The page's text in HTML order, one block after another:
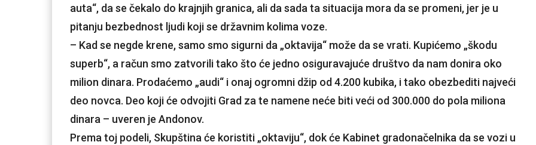
auta“, da se čekalo do krajnjih granica, ali da sada ta situacija mora da se promeni, jer je u
pitanju bezbednost ljudi koji se državnim kolima voze.
– Kad se negde krene, samo smo sigurni da „oktavija“ može da se vrati. Kupićemo „škodu
superb“, a račun smo zatvorili tako što će jedno osiguravajuće društvo da nam donira oko
milion dinara. Prodaćemo „audi“ i onaj ogromni džip od 4.200 kubika, i tako obezbediti najveći
deo novca. Deo koji će odvojiti Grad za te namene neće biti veći od 300.000 do pola miliona
dinara – uveren je Andonov.
Prema toj podeli, Skupština će koristiti „oktaviju“, dok će Kabinet gradonačelnika da se vozi u